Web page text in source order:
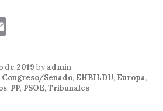
ai
l
de 2019 by admin
Congreso/Senado, EHBILDU, Europa,
, PP, PSOE, Tribunales